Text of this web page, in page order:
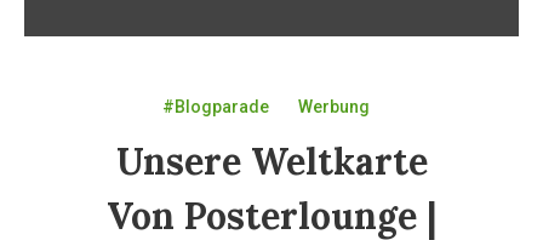
#Blogparade Werbung
Unsere Weltkarte
Von Posterlounge |